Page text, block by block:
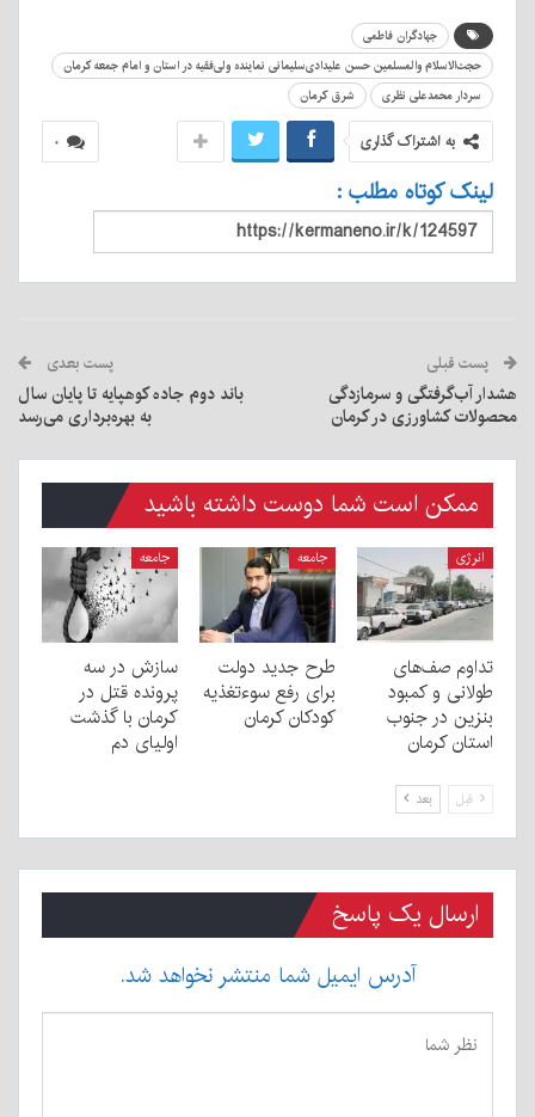
جهادگران فاطمی
حجت‌الاسلام والمسلمین حسن علیدادی‌سلیمانی نماینده ولی‌فقیه در استان و امام جمعه کرمان
سردار محمدعلی نظری
شرق کرمان
۰ به اشتراک گذاری
لینک کوتاه مطلب :
پست قبلی
هشدار آب‌گرفتگی و سرمازدگی
محصولات کشاورزی در کرمان
پست بعدی
باند دوم جاده کوهپایه تا پایان سال
به بهره‌برداری می‌رسد
ممکن است شما دوست داشته باشید
انرژی
تداوم صف‌های
طولانی و کمبود
بنزین در جنوب
استان کرمان
جامعه
طرح جدید دولت
برای رفع سوءتغذیه
کودکان کرمان
جامعه
سازش در سه
پرونده قتل در
کرمان با گذشت
اولیای دم
قبل بعد
ارسال یک پاسخ
آدرس ایمیل شما منتشر نخواهد شد.